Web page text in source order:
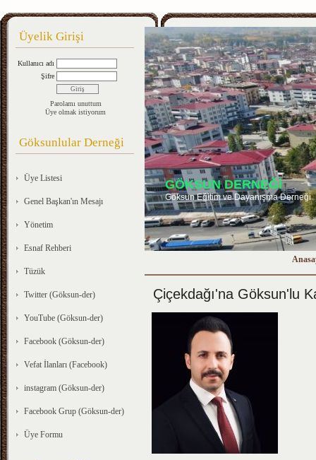
Üyelik Girişi
Kullanıcı adı
Şifre
Parolamı unuttum
Üye olmak istiyorum
Göksunlular Derneği
Üye Listesi
Genel Başkan'ın Mesajı
Yönetim
Esnaf Rehberi
Tüzük
Twitter (Göksun-der)
YouTube (Göksun-der)
Facebook (Göksun-der)
Vefat İlanları (Facebook)
instagram (Göksun-der)
Facebook Grup (Göksun-der)
Üye Formu
GÖKSUN DERNEĞİ
Göksun Eğitim ve Dayanışma Derneği
Çiçekdağı'na Göksun'lu